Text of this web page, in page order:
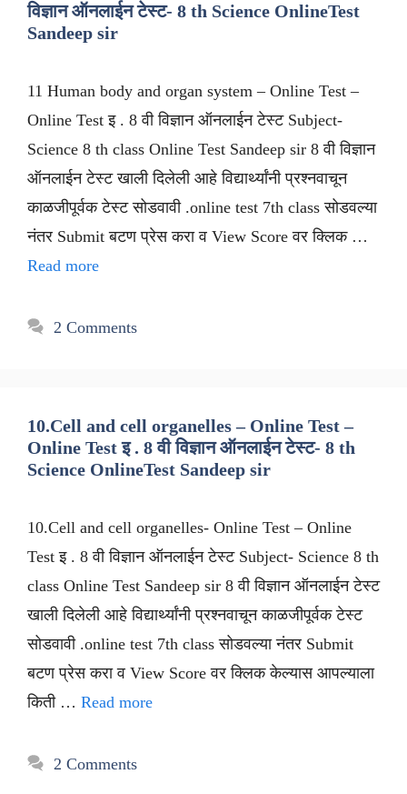
विज्ञान ऑनलाईन टेस्ट- 8 th Science OnlineTest
Sandeep sir
11 Human body and organ system – Online Test –
Online Test इ . 8 वी विज्ञान ऑनलाईन टेस्ट Subject-
Science 8 th class Online Test Sandeep sir 8 वी विज्ञान
ऑनलाईन टेस्ट खाली दिलेली आहे विद्यार्थ्यांनी प्रश्नवाचून
काळजीपूर्वक टेस्ट सोडवावी .online test 7th class सोडवल्या
नंतर Submit बटण प्रेस करा व View Score वर क्लिक …
Read more
2 Comments
10.Cell and cell organelles – Online Test –
Online Test इ . 8 वी विज्ञान ऑनलाईन टेस्ट- 8 th
Science OnlineTest Sandeep sir
10.Cell and cell organelles- Online Test – Online
Test इ . 8 वी विज्ञान ऑनलाईन टेस्ट Subject- Science 8 th
class Online Test Sandeep sir 8 वी विज्ञान ऑनलाईन टेस्ट
खाली दिलेली आहे विद्यार्थ्यांनी प्रश्नवाचून काळजीपूर्वक टेस्ट
सोडवावी .online test 7th class सोडवल्या नंतर Submit
बटण प्रेस करा व View Score वर क्लिक केल्यास आपल्याला
किती … Read more
2 Comments